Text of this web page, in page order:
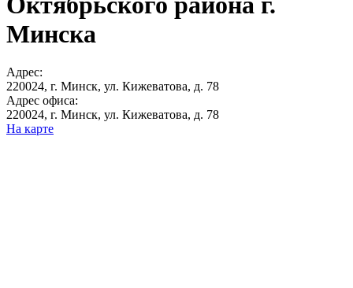
Минска
Адрес:
220024, г. Минск, ул. Кижеватова, д. 78
Адрес офиса:
220024, г. Минск, ул. Кижеватова, д. 78
На карте